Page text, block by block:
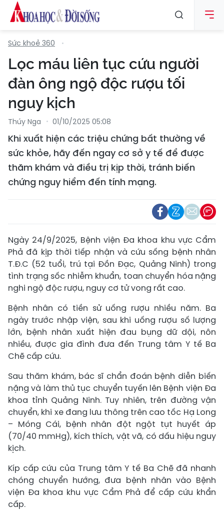
Sức khoẻ 360
Lọc máu liên tục cứu người
đàn ông ngộ độc rượu tối
nguy kịch
Thúy Nga 01/10/2025 05:08
Khi xuất hiện các triệu chứng bất thường về
sức khỏe, hãy đến ngay cơ sở y tế để được
thăm khám và điều trị kịp thời, tránh biến
chứng nguy hiểm đến tính mạng.
Ngày 24/9/2025, Bệnh viện Đa khoa khu vực Cẩm
Phả đã kịp thời tiếp nhận và cứu sống bệnh nhân
T.Đ.C (52 tuổi, trú tại Đồn Đạc, Quảng Ninh) trong
tình trạng sốc nhiễm khuẩn, toan chuyển hóa nặng
nghi ngộ độc rượu, nguy cơ tử vong rất cao.
Bệnh nhân có tiền sử uống rượu nhiều năm. Ba
ngày trước nhập viện, sau khi uống rượu số lượng
lớn, bệnh nhân xuất hiện đau bụng dữ dội, nôn
nhiều, được gia đình đưa đến Trung tâm Y tế Ba
Chẽ cấp cứu.
Sau thăm khám, bác sĩ chẩn đoán bệnh diễn biến
nặng và làm thủ tục chuyển tuyến lên Bệnh viện Đa
khoa tỉnh Quảng Ninh. Tuy nhiên, trên đường vận
chuyển, khi xe đang lưu thông trên cao tốc Hạ Long
– Móng Cái, bệnh nhân đột ngột tụt huyết áp
(70/40 mmHg), kích thích, vật vã, có dấu hiệu nguy
kịch.
Kíp cấp cứu của Trung tâm Y tế Ba Chẽ đã nhanh
chóng chuyển hướng, đưa bệnh nhân vào Bệnh
viện Đa khoa khu vực Cẩm Phả để cấp cứu khẩn
cấp.